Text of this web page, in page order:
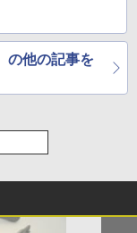
の他の記事を